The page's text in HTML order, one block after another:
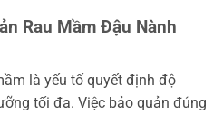
Rau Mầm Đậu Nành
là yếu tố quyết định độ
tối đa. Việc bảo quản đúng